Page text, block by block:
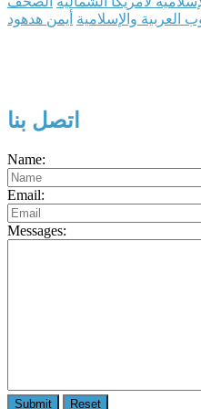
العربية والإسلامية أيمن هدهود
اتصل بنا
Name:
Email:
Messages: